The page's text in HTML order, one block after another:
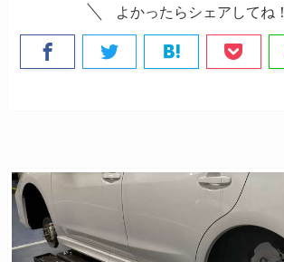
よかったらシェアしてね！